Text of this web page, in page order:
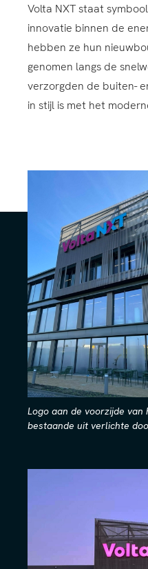
Volta NXT staat
innovatie binnen de
hebben ze hun
genomen langs de
verzorgden de buiten-
in stijl is met het
Logo aan de voorzijde van
bestaande uit verlichte